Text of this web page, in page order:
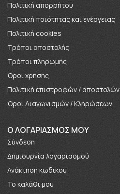
Πολιτική απορρήτου
Πολιτική ποιότητας και ενέργειας
Πολιτική cookies
Τρόποι αποστολής
Τρόποι πληρωμής
Όροι χρήσης
Πολιτική επιστροφών / αποστολών
Όροι Διαγωνισμών / Κληρώσεων
O ΛΟΓΑΡΙΑΣΜΟΣ ΜΟΥ
Σύνδεση
Δημιουργία λογαριασμού
Ανάκτηση κωδικού
Το καλάθι μου